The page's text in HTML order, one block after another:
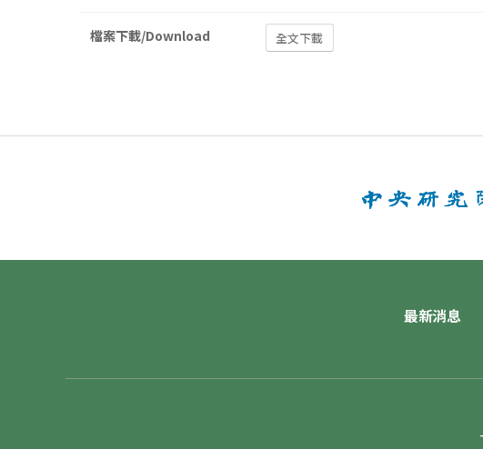
檔案下載/Download 全文下載
最新消息